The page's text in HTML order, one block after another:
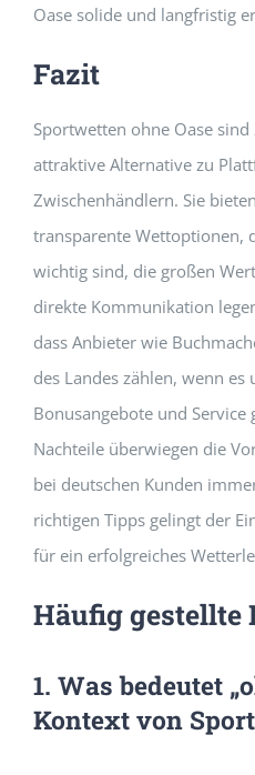
Oase solide und langfristig
Fazit
Sportwetten ohne Oase
attraktive Alternative zu
Zwischenhändlern. Sie
transparente Wettoptionen,
wichtig sind, die großen
direkte Kommunikation
dass Anbieter wie
des Landes zählen, wenn es
Bonusangebote und
Nachteile überwiegen die
bei deutschen Kunden
richtigen Tipps gelingt der
für ein erfolgreiches
Häufig gestellte
1. Was bedeutet
Kontext von